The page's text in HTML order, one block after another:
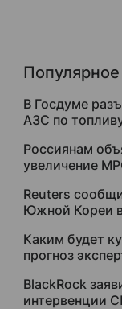
Популярное
В Госдуме
АЗС по
Россиянам
увеличение
Reuters
Южной Кореи
Каким будет
прогноз
BlackRock
интервенции